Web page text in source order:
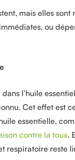
mais elles sont
ou
l’huile
Cet effet est
essentielle,
contre la toux.
respiratoire reste